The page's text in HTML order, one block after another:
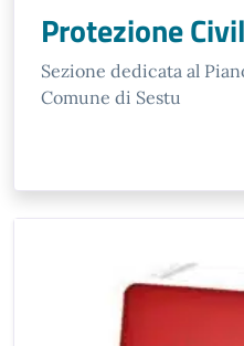
Protezione
Sezione dedicata al
Comune di Sestu